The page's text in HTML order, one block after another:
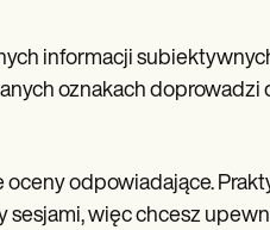
informacji
oznakach doprowadzi
oceny odpowiadające.
więc chcesz